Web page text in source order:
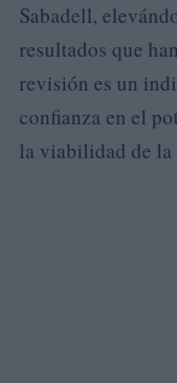
Sabadell,
resultados que
revisión es un
confianza en el
la viabilidad de la